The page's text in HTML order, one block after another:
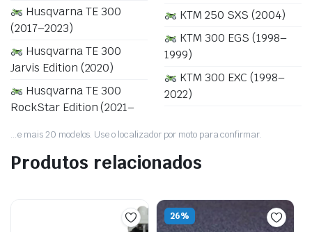
Husqvarna TE 300
(2017–2023)
Husqvarna TE 300
Jarvis Edition (2020)
Husqvarna TE 300
RockStar Edition (2021–
KTM 250 SXS (2004)
KTM 300 EGS (1998–
1999)
KTM 300 EXC (1998–
2022)
…e mais 20 modelos. Use o localizador por moto para confirmar.
Produtos relacionados
26%